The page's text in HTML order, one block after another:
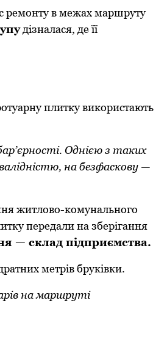
ремонту в межах маршруту
дізналася, де її
плитку використають
Однією з таких
на безфаскову —
житлово-комунального
передали на зберігання
— склад підприємства.
метрів бруківки.
на маршруті